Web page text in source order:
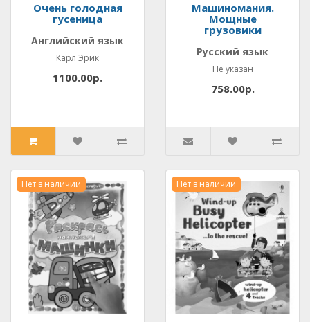
Очень голодная
гусеница
Английский язык
Карл Эрик
1100.00р.
Машиномания.
Мощные
грузовики
Русский язык
Не указан
758.00р.
Нет в наличии Нет в наличии